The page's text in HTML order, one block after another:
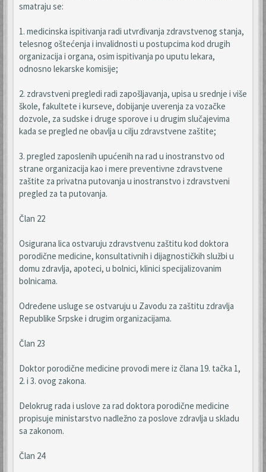
smatraju se:
1. medicinska ispitivanja radi utvrđivanja zdravstvenog stanja,
telesnog oštećenja i invalidnosti u postupcima kod drugih
organizacija i organa, osim ispitivanja po uputu lekara,
odnosno lekarske komisije;
2. zdravstveni pregledi radi zapošljavanja, upisa u srednje i više
škole, fakultete i kurseve, dobijanje uverenja za vozačke
dozvole, za sudske i druge sporove i u drugim slučajevima
kada se pregled ne obavlja u cilju zdravstvene zaštite;
3. pregled zaposlenih upućenih na rad u inostranstvo od
strane organizacija kao i mere preventivne zdravstvene
zaštite za privatna putovanja u inostranstvo i zdravstveni
pregled za ta putovanja.
Član 22
Osigurana lica ostvaruju zdravstvenu zaštitu kod doktora
porodične medicine, konsultativnih i dijagnostičkih službi u
domu zdravlja, apoteci, u bolnici, klinici specijalizovanim
bolnicama.
Određene usluge se ostvaruju u Zavodu za zaštitu zdravlja
Republike Srpske i drugim organizacijama.
Član 23
Doktor porodične medicine provodi mere iz člana 19. tačka 1,
2. i 3. ovog zakona.
Delokrug rada i uslove za rad doktora porodične medicine
propisuje ministarstvo nadležno za poslove zdravlja u skladu
sa zakonom.
Član 24